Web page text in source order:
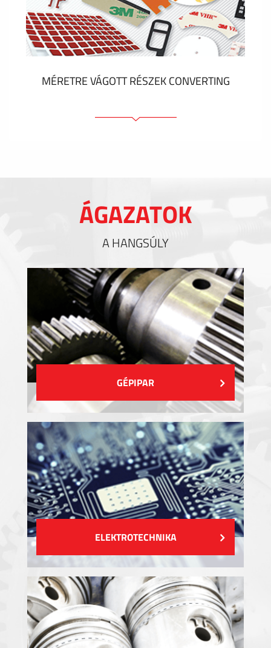
Gravírozott címkék
MUTASS TÖBBET
MÉRETRE VÁGOTT RÉSZEK CONVERTING
Kitöltések és hőkezelés
Szigetelés
MUTASS TÖBBET
ÁGAZATOK
A HANGSÚLY
GÉPIPAR
ELEKTROTECHNIKA